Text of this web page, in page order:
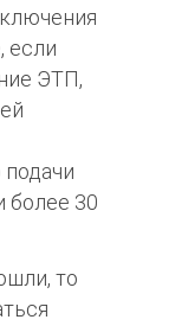
если
ЭТП,
более 30
то